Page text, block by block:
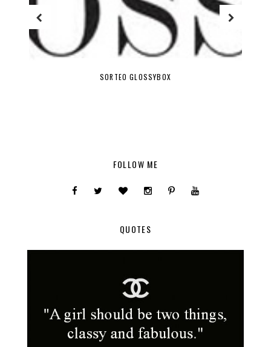
SORTEO GLOSSYBOX
FOLLOW ME
QUOTES